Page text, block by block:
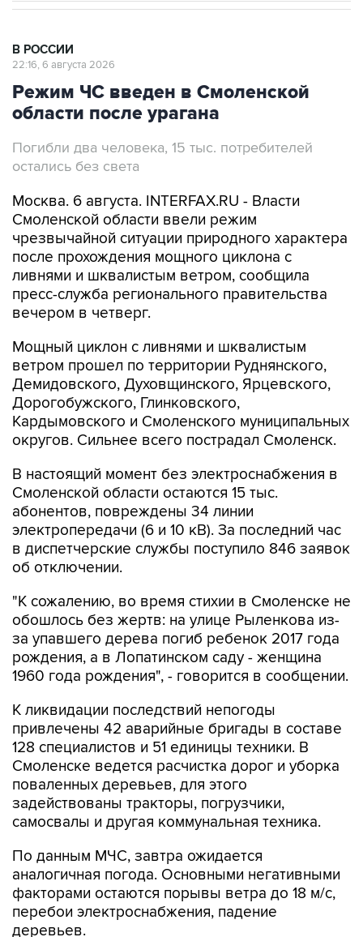
В РОССИИ
22:16, 6 августа 2026
Режим ЧС введен в Смоленской
области после урагана
Погибли два человека, 15 тыс. потребителей
остались без света
Москва. 6 августа. INTERFAX.RU - Власти
Смоленской области ввели режим
чрезвычайной ситуации природного характера
после прохождения мощного циклона с
ливнями и шквалистым ветром, сообщила
пресс-служба регионального правительства
вечером в четверг.
Мощный циклон с ливнями и шквалистым
ветром прошел по территории Руднянского,
Демидовского, Духовщинского, Ярцевского,
Дорогобужского, Глинковского,
Кардымовского и Смоленского муниципальных
округов. Сильнее всего пострадал Смоленск.
В настоящий момент без электроснабжения в
Смоленской области остаются 15 тыс.
абонентов, повреждены 34 линии
электропередачи (6 и 10 кВ). За последний час
в диспетчерские службы поступило 846 заявок
об отключении.
"К сожалению, во время стихии в Смоленске не
обошлось без жертв: на улице Рыленкова из-
за упавшего дерева погиб ребенок 2017 года
рождения, а в Лопатинском саду - женщина
1960 года рождения", - говорится в сообщении.
К ликвидации последствий непогоды
привлечены 42 аварийные бригады в составе
128 специалистов и 51 единицы техники. В
Смоленске ведется расчистка дорог и уборка
поваленных деревьев, для этого
задействованы тракторы, погрузчики,
самосвалы и другая коммунальная техника.
По данным МЧС, завтра ожидается
аналогичная погода. Основными негативными
факторами остаются порывы ветра до 18 м/с,
перебои электроснабжения, падение
деревьев.